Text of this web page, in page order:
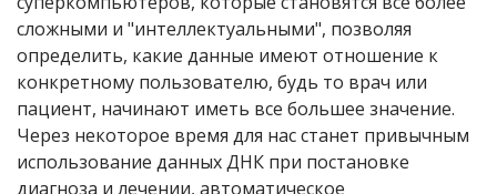
сложными и "интеллектуальными", позволяя
определить, какие данные имеют отношение к
конкретному пользователю, будь то врач или
пациент, начинают иметь все большее значение.
Через некоторое время для нас станет привычным
использование данных ДНК при постановке
диагноза и лечении, автоматическое